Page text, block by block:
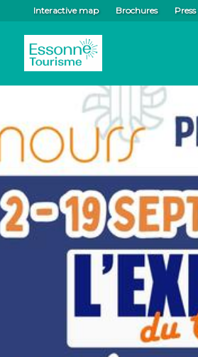
Interactive map Brochures Press